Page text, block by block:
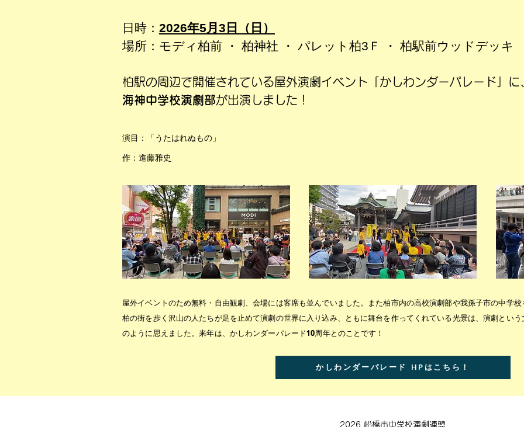
日時： 2026年5月3日（日）
場所：モディ柏前 ・ 柏神社 ・ パレット柏3Ｆ ・ 柏駅前ウッドデッキ
柏駅の周辺で開催されている屋外演劇イベント「かしわンダーパレード」に
海神中学校演劇部が出演しました！
演目：「うたはれぬもの」
作：進藤雅史
屋外イベントのため無料・自由観劇、会場には客席も並んでいました。また柏市内の高校演劇部や我孫子市の中学
柏の街を歩く沢山の人たちが足を止めて演劇の世界に入り込み、ともに舞台を作ってくれている光景は、演劇とい
のように思えました。来年は、かしわンダーパレード10周年とのことです！
かしわンダーパレード HPはこちら！
2026 船橋市中学校演劇連盟